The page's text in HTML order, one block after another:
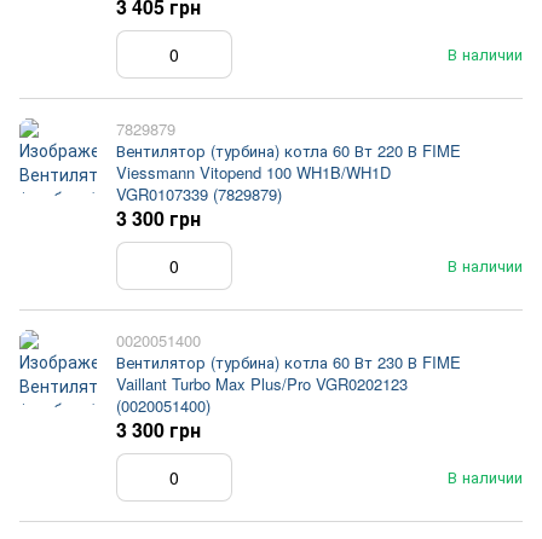
В наличии
3 405 грн
7829879
Вентилятор (турбина) котла 60 Вт 220 В FIME
Viessmann Vitopend 100 WH1B/WH1D
VGR0107339 (7829879)
В наличии
3 300 грн
0020051400
Вентилятор (турбина) котла 60 Вт 230 В FIME
Vaillant Turbo Max Plus/Pro VGR0202123
(0020051400)
В наличии
3 300 грн